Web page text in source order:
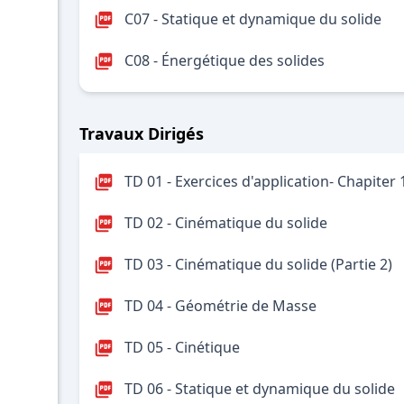
C07 - Statique et dynamique du solide
C08 - Énergétique des solides
Travaux Dirigés
TD 01 - Exercices d'application- Chapiter
TD 02 - Cinématique du solide
TD 03 - Cinématique du solide (Partie 2)
TD 04 - Géométrie de Masse
TD 05 - Cinétique
TD 06 - Statique et dynamique du solide